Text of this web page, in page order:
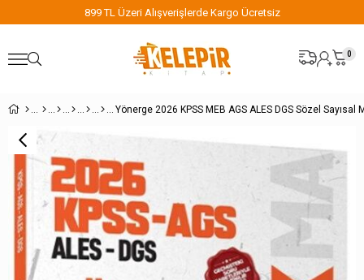
899 TL Üzeri Alışverişlerde Kargo Ücretsiz
0